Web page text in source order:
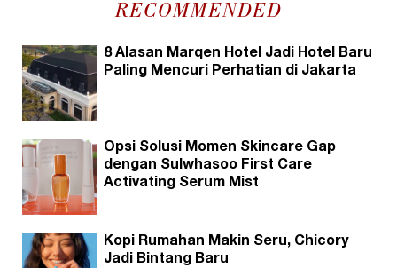
RECOMMENDED
8 Alasan Marqen Hotel Jadi Hotel Baru
Paling Mencuri Perhatian di Jakarta
Opsi Solusi Momen Skincare Gap
dengan Sulwhasoo First Care
Activating Serum Mist
Kopi Rumahan Makin Seru, Chicory
Jadi Bintang Baru